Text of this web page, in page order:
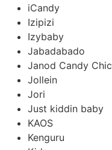
iCandy
Izipizi
Izybaby
Jabadabado
Janod Candy Chic
Jollein
Jori
Just kiddin baby
KAOS
Kenguru